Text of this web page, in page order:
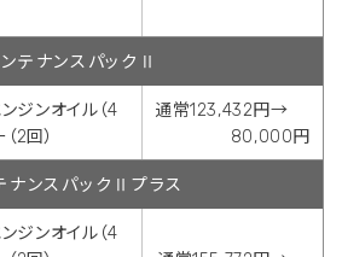
ンテナンスパックⅡ
ジンオイル（4
2回）
通常123,432円→
80,000円
ナンスパックⅡプラス
ジンオイル（4